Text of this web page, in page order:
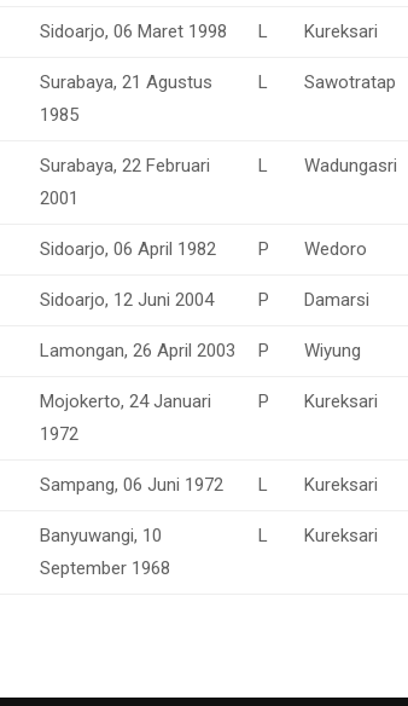
Sidoarjo, 06 Maret 1998 L Kureksari
Surabaya, 21 Agustus
1985
L Sawotratap
Surabaya, 22 Februari
2001
L Wadungasri
Sidoarjo, 06 April 1982 P Wedoro
Sidoarjo, 12 Juni 2004 P Damarsi
Lamongan, 26 April 2003 P Wiyung
Mojokerto, 24 Januari
1972
P Kureksari
Sampang, 06 Juni 1972 L Kureksari
Banyuwangi, 10
September 1968
L Kureksari